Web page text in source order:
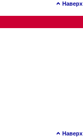
Наверх
Наверх